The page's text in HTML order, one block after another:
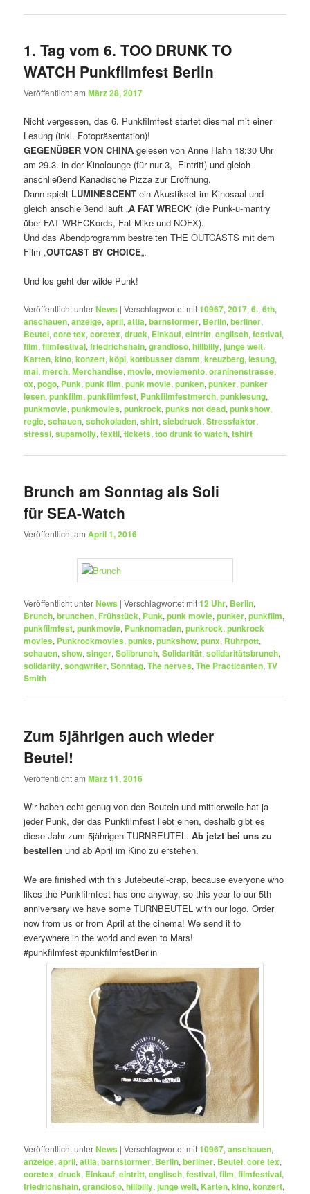
1. Tag vom 6. TOO DRUNK TO
WATCH Punkfilmfest Berlin
Veröffentlicht amMärz 28, 2017
Nicht vergessen, das 6. Punkfilmfest startet diesmal mit einer
Lesung (inkl. Fotopräsentation)!
GEGENÜBER VON CHINA gelesen von Anne Hahn 18:30 Uhr
am 29.3. in der Kinolounge (für nur 3,- Eintritt) und gleich
anschließend Kanadische Pizza zur Eröffnung.
Dann spielt LUMINESCENT ein Akustikset im Kinosaal und
gleich anschleißend läuft „A FAT WRECK“ (die Punk-u-mantry
über FAT WRECKords, Fat Mike und NOFX).
Und das Abendprogramm bestreiten THE OUTCASTS mit dem
Film „OUTCAST BY CHOICE„.
Und los geht der wilde Punk!
Veröffentlicht unterNews |Verschlagwortet mit10967,2017,6.,6th,
anschauen,anzeige,april,attia,barnstormer, Berlin,berliner,
Beutel,core tex,coretex,druck, Einkauf,eintritt,englisch,festival,
film,filmfestival,friedrichshain,grandioso,hillbilly,junge welt,
Karten,kino,konzert,köpi,kottbusser damm,kreuzberg,lesung,
mai,merch,Merchandise,movie,moviemento,oraninenstrasse,
ox,pogo, Punk,punk film,punk movie,punken,punker,punker
lesen,punkfilm,punkfilmfest, Punkfilmfestmerch,punklesung,
punkmovie,punkmovies,punkrock,punks not dead,punkshow,
regie,schauen,schokoladen,shirt,siebdruck,Stressfaktor,
stressi,supamolly,textil,tickets,too drunk to watch,tshirt
Brunch am Sonntag als Soli
für SEA-Watch
Veröffentlicht amApril 1, 2016
Veröffentlicht unterNews |Verschlagwortet mit12 Uhr, Berlin,
Brunch,brunchen, Frühstück, Punk,punk movie,punker,punkfilm,
punkfilmfest,punkmovie, Punknomaden,punkrock,punkrock
movies, Punkrockmovies,punks,punkshow,punx, Ruhrpott,
schauen,show,singer,Solibrunch,Solidarität,solidaritätsbrunch,
solidarity,songwriter,Sonntag,The nerves,The Practicanten,TV
Smith
Zum 5jährigen auch wieder
Beutel!
Veröffentlicht amMärz 11, 2016
Wir haben echt genug von den Beuteln und mittlerweile hat ja
jeder Punk, der das Punkfilmfest liebt einen, deshalb gibt es
diese Jahr zum 5jährigen TURNBEUTEL.Ab jetzt bei uns zu
bestellen und ab April im Kino zu erstehen.
We are finished with this Jutebeutel-crap, because everyone who
likes the Punkfilmfest has one anyway, so this year to our 5th
anniversary we have some TURNBEUTEL with our logo. Order
now from us or from April at the cinema! We send it to
everywhere in the world and even to Mars!
‪#‎punkfilmfest‬ ‪#‎punkfilmfestBerlin‬
Veröffentlicht unterNews |Verschlagwortet mit10967,anschauen,
anzeige,april,attia,barnstormer, Berlin,berliner, Beutel,core tex,
coretex,druck, Einkauf,eintritt,englisch,festival,film,filmfestival,
friedrichshain,grandioso,hillbilly,junge welt, Karten,kino,konzert,